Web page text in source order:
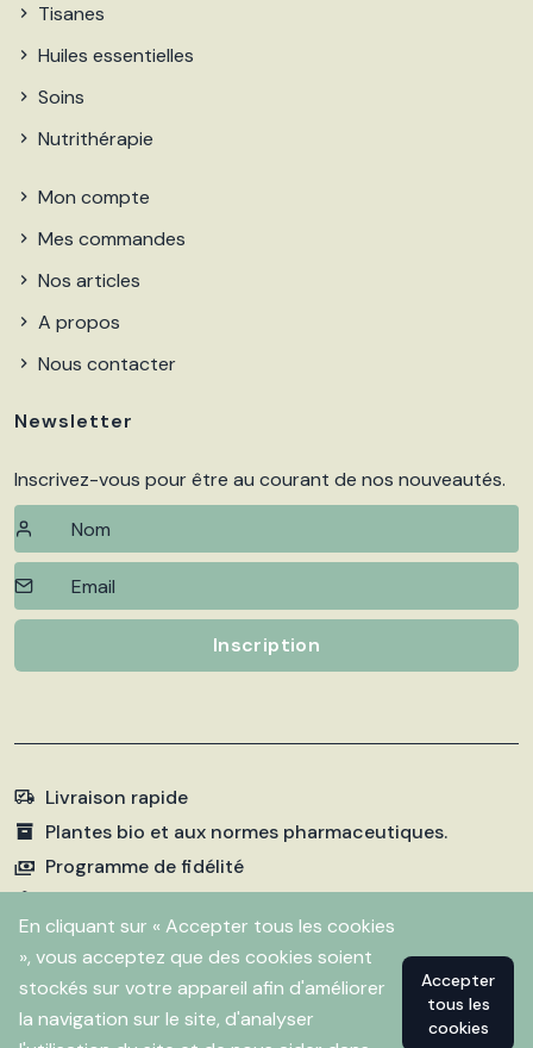
En cliquant sur « Accepter tous les cookies
», vous acceptez que des cookies soient
stockés sur votre appareil afin d'améliorer
la navigation sur le site, d'analyser
Accepter
tous les
cookies
Tisanes
Huiles essentielles
Soins
Nutrithérapie
Mon compte
Mes commandes
Nos articles
A propos
Nous contacter
Newsletter
Inscrivez-vous pour être au courant de nos nouveautés.
Inscription
Livraison rapide
Plantes bio et aux normes pharmaceutiques.
Programme de fidélité
Paiements sécurisés
2026 Pharmacie Fleurentin. Propulsé par Flitbix.com